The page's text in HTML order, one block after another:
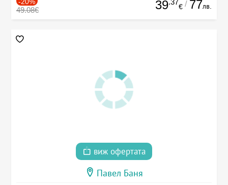
49.08€ 39 € / 77лв.
виж офертата
Павел Баня